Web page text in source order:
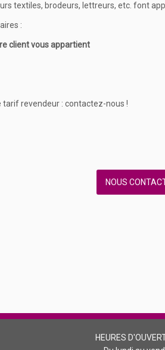
textiles, brodeurs, lettreurs, etc. font
:
client vous appartient
tarif revendeur : contactez-nous !
NOUS
HEURES